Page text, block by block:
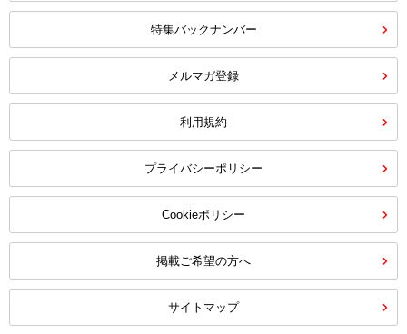
特集バックナンバー
メルマガ登録
利用規約
プライバシーポリシー
Cookieポリシー
掲載ご希望の方へ
サイトマップ